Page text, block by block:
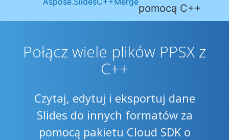
pomocą C++
Połącz wiele plików PPSX z
C++
Czytaj, edytuj i eksportuj dane
Slides do innych formatów za
pomocą pakietu Cloud SDK o